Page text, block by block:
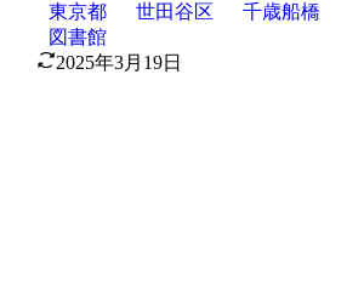
東京都 世田谷区
千歳船橋
図書館
2025年3月19日